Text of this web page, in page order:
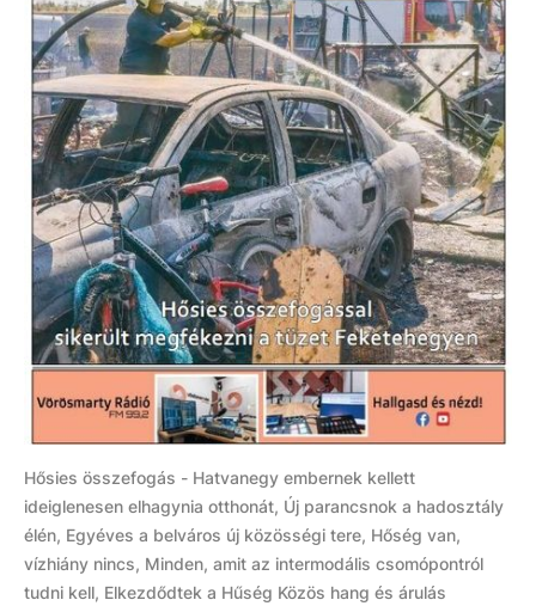
Hősies összefogás - Hatvanegy embernek kellett
ideiglenesen elhagynia otthonát, Új parancsnok a hadosztály
élén, Egyéves a belváros új közösségi tere, Hőség van,
vízhiány nincs, Minden, amit az intermodális csomópontról
tudni kell, Elkezdődtek a Hűség Közös hang és árulás